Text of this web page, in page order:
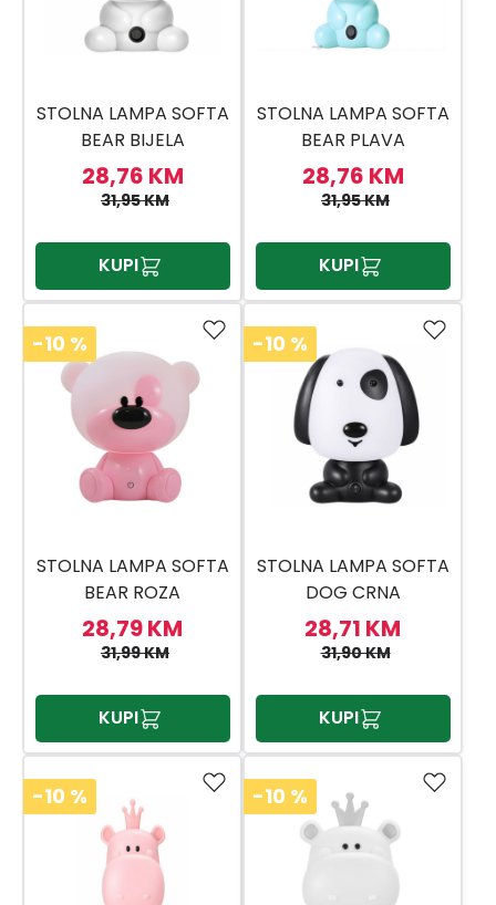
STOLNA LAMPA SOFTA
BEAR BIJELA
28,76 KM
31,95 KM
KUPI
STOLNA LAMPA SOFTA
BEAR PLAVA
28,76 KM
31,95 KM
KUPI
-10 %
STOLNA LAMPA SOFTA
BEAR ROZA
28,79 KM
31,99 KM
KUPI
-10 %
STOLNA LAMPA SOFTA
DOG CRNA
28,71 KM
31,90 KM
KUPI
-10 % -10 %